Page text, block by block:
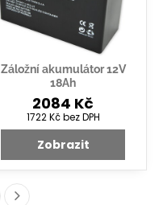
Záložní akumulátor 12V
18Ah
2084 Kč
1722 Kčbez DPH
Zobrazit